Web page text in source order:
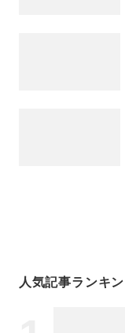
人気記事ランキ